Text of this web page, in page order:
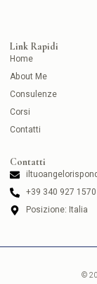
Link Rapidi
Home
About Me
Consulenze
Corsi
Contatti
Contatti
+39 340 927 1570
Posizione: Italia
©